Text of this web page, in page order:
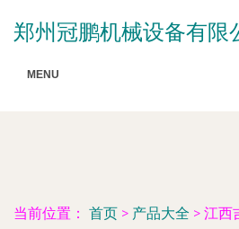
郑州冠鹏机械设备有限
MENU
当前位置： 首页 > 产品大全 > 江西